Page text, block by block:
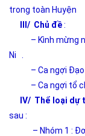
trong toàn Huyện
III/ Chủ đề:
– Kình mừng
Ni .
– Ca ngợi Đạo
– Ca ngợi tổ
IV/ Thể loại dự
sau :
– Nhóm 1 : Đơn